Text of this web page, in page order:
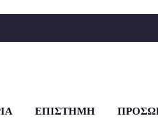
ΕΠΙΣΤΗΜΗ